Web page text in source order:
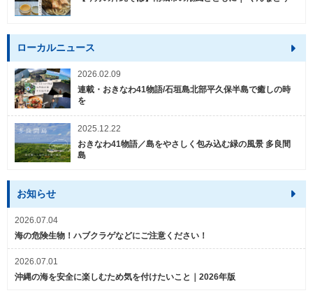
ローカルニュース
2026.02.09
連載・おきなわ41物語/石垣島北部平久保半島で癒しの時
を
2025.12.22
おきなわ41物語／島をやさしく包み込む緑の風景 多良間
島
お知らせ
2026.07.04
海の危険生物！ハブクラゲなどにご注意ください！
2026.07.01
沖縄の海を安全に楽しむため気を付けたいこと｜2026年版